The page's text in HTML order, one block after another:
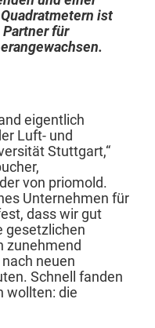
ist
für
eigentlich
Luft- und
Stuttgart,“
von priomold.
Unternehmen für
dass wir gut
gesetzlichen
zunehmend
neuen
Schnell fanden
wollten: die